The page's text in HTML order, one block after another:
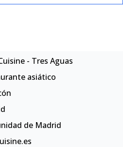
- Tres Aguas
asiático
de Madrid